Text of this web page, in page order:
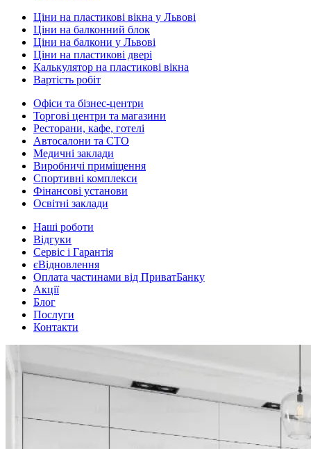
Ціни на пластикові вікна у Львові
Ціни на балконний блок
Ціни на балкони у Львові
Ціни на пластикові двері
Калькулятор на пластикові вікна
Вартість робіт
Офіси та бізнес-центри
Торгові центри та магазини
Ресторани, кафе, готелі
Автосалони та СТО
Медичні заклади
Виробничі приміщення
Спортивні комплекси
Фінансові установи
Освітні заклади
Наші роботи
Відгуки
Сервіс і Гарантія
єВідновлення
Оплата частинами від ПриватБанку
Акції
Блог
Послуги
Контакти